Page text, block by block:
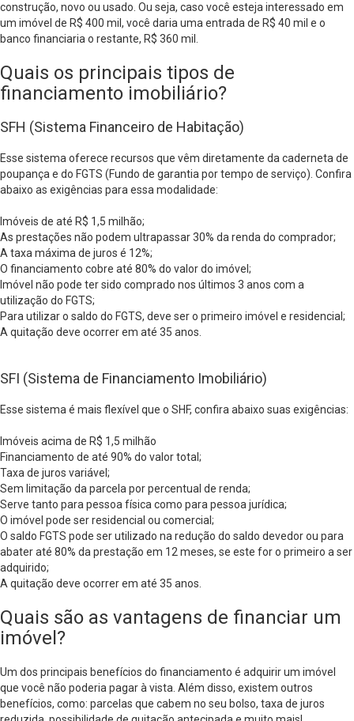
construção, novo ou usado. Ou seja, caso você esteja interessado em
um imóvel de R$ 400 mil, você daria uma entrada de R$ 40 mil e o
banco financiaria o restante, R$ 360 mil.
Quais os principais tipos de
financiamento imobiliário?
SFH (Sistema Financeiro de Habitação)
Esse sistema oferece recursos que vêm diretamente da caderneta de
poupança e do FGTS (Fundo de garantia por tempo de serviço). Confira
abaixo as exigências para essa modalidade:
Imóveis de até R$ 1,5 milhão;
As prestações não podem ultrapassar 30% da renda do comprador;
A taxa máxima de juros é 12%;
O financiamento cobre até 80% do valor do imóvel;
Imóvel não pode ter sido comprado nos últimos 3 anos com a
utilização do FGTS;
Para utilizar o saldo do FGTS, deve ser o primeiro imóvel e residencial;
A quitação deve ocorrer em até 35 anos.
SFI (Sistema de Financiamento Imobiliário)
Esse sistema é mais flexível que o SHF, confira abaixo suas exigências:
Imóveis acima de R$ 1,5 milhão
Financiamento de até 90% do valor total;
Taxa de juros variável;
Sem limitação da parcela por percentual de renda;
Serve tanto para pessoa física como para pessoa jurídica;
O imóvel pode ser residencial ou comercial;
O saldo FGTS pode ser utilizado na redução do saldo devedor ou para
abater até 80% da prestação em 12 meses, se este for o primeiro a ser
adquirido;
A quitação deve ocorrer em até 35 anos.
Quais são as vantagens de financiar um
imóvel?
Um dos principais benefícios do financiamento é adquirir um imóvel
que você não poderia pagar à vista. Além disso, existem outros
benefícios, como: parcelas que cabem no seu bolso, taxa de juros